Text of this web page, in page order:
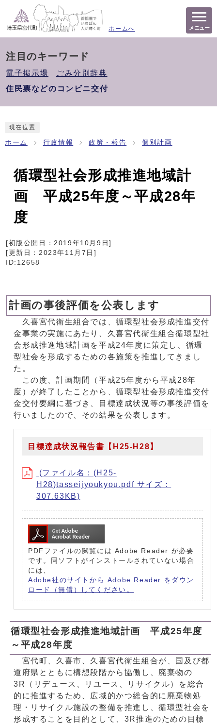
ホームへ メニュー
注目のキーワード
電子掲示場
ごみ分別辞典
住民票などのコンビニ交付
現在位置
ホーム 行政情報 政策・報告 個別計画
循環型社会形成推進地域計
画 平成25年度～平成28年
度
[初版公開日：2019年10月9日]
[更新日： 2023年11月7日 ]
ID:12658
計画の事後評価を公表します
久喜宮代衛生組合では、循環型社会形成推進交付
金事業の実施にあたり、久喜宮代衛生組合循環型社
会形成推進地域計画を平成24年度に策定し、循環
型社会を形成するための各施策を推進してきまし
た。
この度、計画期間（平成25年度から平成28年
度）が終了したことから、循環型社会形成推進交付
金交付要綱に基づき、目標達成状況等の事後評価を
行いましたので、その結果を公表します。
目標達成状況報告書【H25-H28】
(ファイル名：(H25-
H28)tasseijyoukyou.pdf サイズ：
307.63KB)
PDFファイルの閲覧には Adobe Reader が必要
です。同ソフトがインストールされていない場合
には、
Adobe社のサイトから Adobe Reader をダウン
ロード（無償）してください。
循環型社会形成推進地域計画 平成25年度
～平成28年度
宮代町、久喜市、久喜宮代衛生組合が、国及び都
道府県とともに構想段階から協働し、廃棄物の
3R（リデュース、リユース、リサイクル）を総合
的に推進するため、広域的かつ総合的に廃棄物処
理・リサイクル施設の整備を推進し、循環型社会を
形成することを目的として、3R推進のための目標